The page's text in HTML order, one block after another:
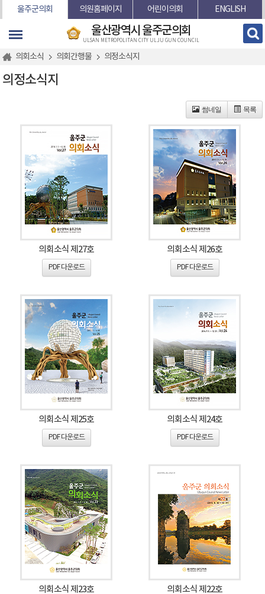
본문바로가기
울주군의회 의원홈페이지 어린이의회 ENGLISH
울산광역시 울주군의회
ULSAN METROPOLITAN CITY ULJU GUN COUNCIL
의회소식 의회간행물 의정소식지
의정소식지
썸네일 목록
의회소식 제27호
PDF 다운로드
의회소식 제26호
PDF 다운로드
의회소식 제25호
PDF 다운로드
의회소식 제24호
PDF 다운로드
의회소식 제23호 의회소식 제22호